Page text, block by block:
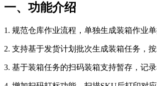
一、功能介绍
1. 规范仓库作业流程，单独生成装箱作业
2. 支持基于发货计划批次生成装箱任务，
3. 基于装箱任务的扫码装箱支持暂存，记